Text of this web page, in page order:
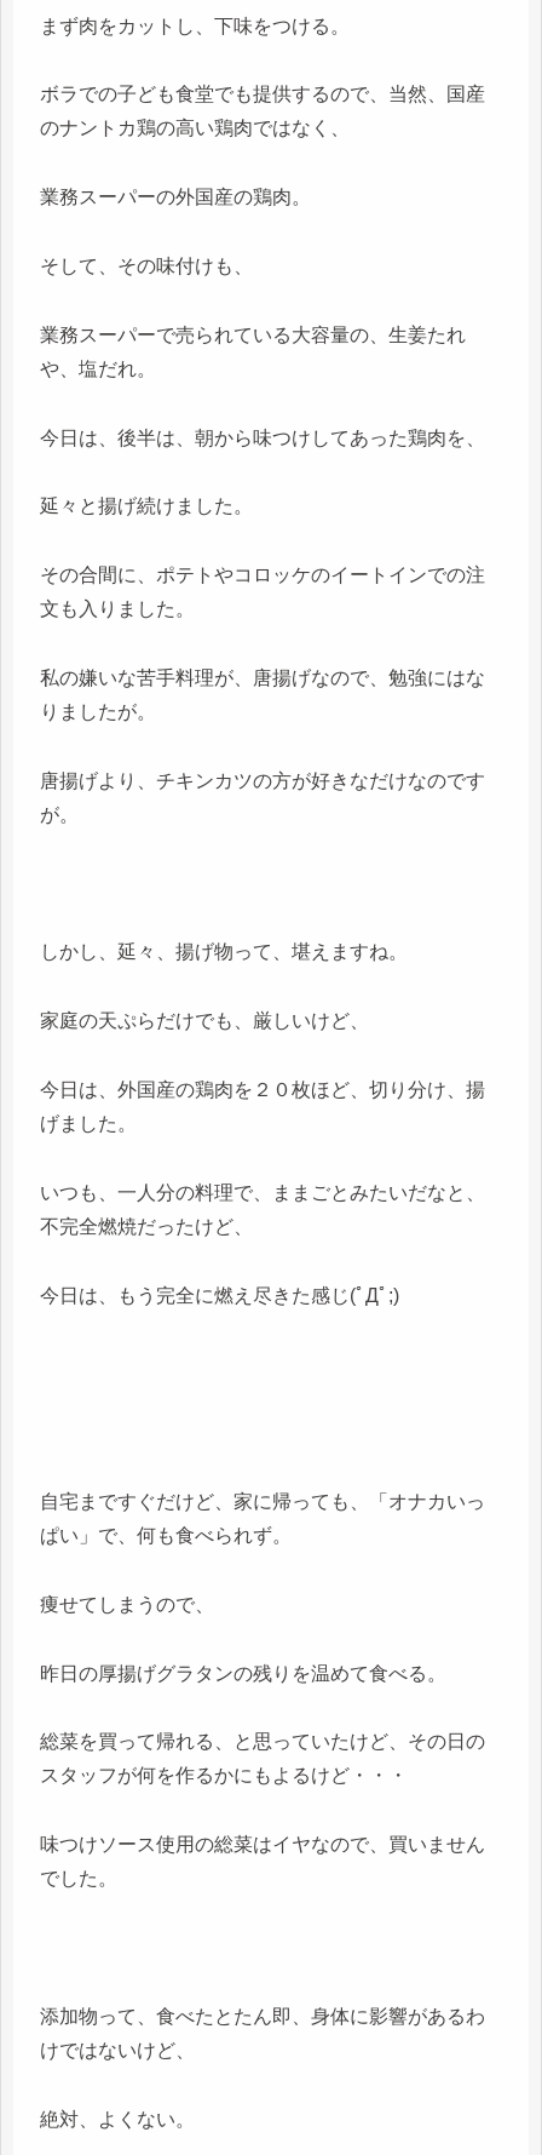
まず肉をカットし、下味をつける。
ボラでの子ども食堂でも提供するので、当然、国産
のナントカ鶏の高い鶏肉ではなく、
業務スーパーの外国産の鶏肉。
そして、その味付けも、
業務スーパーで売られている大容量の、生姜たれ
や、塩だれ。
今日は、後半は、朝から味つけしてあった鶏肉を、
延々と揚げ続けました。
その合間に、ポテトやコロッケのイートインでの注
文も入りました。
私の嫌いな苦手料理が、唐揚げなので、勉強にはな
りましたが。
唐揚げより、チキンカツの方が好きなだけなのです
が。
しかし、延々、揚げ物って、堪えますね。
家庭の天ぷらだけでも、厳しいけど、
今日は、外国産の鶏肉を２０枚ほど、切り分け、揚
げました。
いつも、一人分の料理で、ままごとみたいだなと、
不完全燃焼だったけど、
今日は、もう完全に燃え尽きた感じ(ﾟДﾟ;)
自宅まですぐだけど、家に帰っても、「オナカいっ
ぱい」で、何も食べられず。
痩せてしまうので、
昨日の厚揚げグラタンの残りを温めて食べる。
総菜を買って帰れる、と思っていたけど、その日の
スタッフが何を作るかにもよるけど・・・
味つけソース使用の総菜はイヤなので、買いません
でした。
添加物って、食べたとたん即、身体に影響があるわ
けではないけど、
絶対、よくない。